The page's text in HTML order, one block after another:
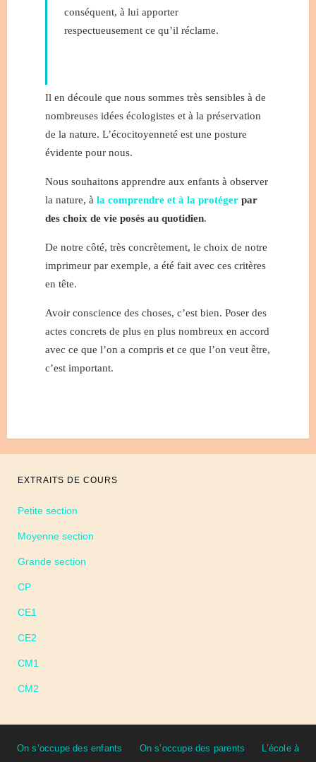
conséquent, à lui apporter
respectueusement ce qu’il réclame.
Il en découle que nous sommes très sensibles à de
nombreuses idées écologistes et à la préservation
de la nature. L’écocitoyenneté est une posture
évidente pour nous.
Nous souhaitons apprendre aux enfants à observer
la nature, à la comprendre et à la protéger par
des choix de vie posés au quotidien.
De notre côté, très concrètement, le choix de notre
imprimeur par exemple, a été fait avec ces critères
en tête.
Avoir conscience des choses, c’est bien. Poser des
actes concrets de plus en plus nombreux en accord
avec ce que l’on a compris et ce que l’on veut être,
c’est important.
EXTRAITS DE COURS
Petite section
Moyenne section
Grande section
CP
CE1
CE2
CM1
CM2
On s’occupe des enfants On s’occupe des parents
L’école à